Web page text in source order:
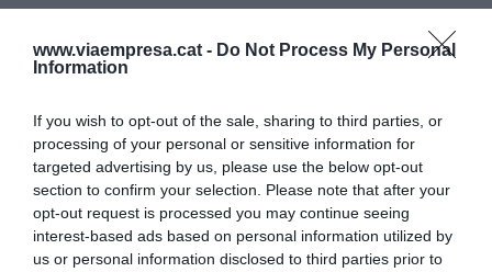
www.viaempresa.cat - Do Not Process My Personal
Information
If you wish to opt-out of the sale, sharing to third parties, or
processing of your personal or sensitive information for
targeted advertising by us, please use the below opt-out
section to confirm your selection. Please note that after your
opt-out request is processed you may continue seeing
interest-based ads based on personal information utilized by
us or personal information disclosed to third parties prior to
central en la crítica contra les grans empreses
globalitzades i el seu impacte en la justícia social.
Des d’aleshores, l’autora ha escrit obres com
Shock Doctrine: The Rise of Disaster Capitalism
On Fire: case for a Green New Deal, entre molts
altres títols. Klein és un exemple perfecte del